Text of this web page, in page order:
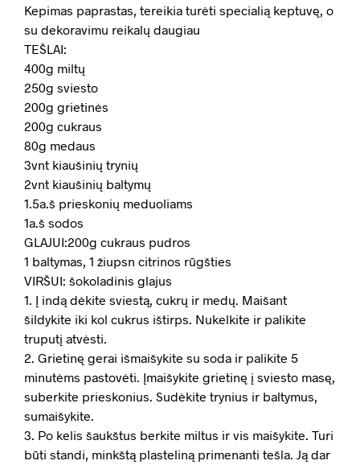
Kepimas paprastas, tereikia turėti specialią keptuvę, o
su dekoravimu reikalų daugiau
TEŠLAI:
400g miltų
250g sviesto
200g grietinės
200g cukraus
80g medaus
3vnt kiaušinių trynių
2vnt kiaušinių baltymų
1.5a.š prieskonių meduoliams
1a.š sodos
GLAJUI:200g cukraus pudros
1 baltymas, 1 žiupsn citrinos rūgšties
VIRŠUI: šokoladinis glajus
1. Į indą dėkite sviestą, cukrų ir medų. Maišant
šildykite iki kol cukrus ištirps. Nukelkite ir palikite
truputį atvėsti.
2. Grietinę gerai išmaišykite su soda ir palikite 5
minutėms pastovėti. Įmaišykite grietinę į sviesto masę,
suberkite prieskonius. Sudėkite trynius ir baltymus,
sumaišykite.
3. Po kelis šaukštus berkite miltus ir vis maišykite. Turi
būti standi, minkštą plasteliną primenanti tešla. Ją dar